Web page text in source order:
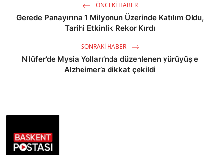
ÖNCEKI HABER
Gerede Panayırına 1 Milyonun Üzerinde Katılım Oldu,
Tarihi Etkinlik Rekor Kırdı
SONRAKI HABER
Nilüfer’de Mysia Yolları’nda düzenlenen yürüyüşle
Alzheimer’a dikkat çekildi